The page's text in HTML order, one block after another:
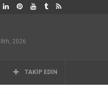
2026
TAKIP EDIN